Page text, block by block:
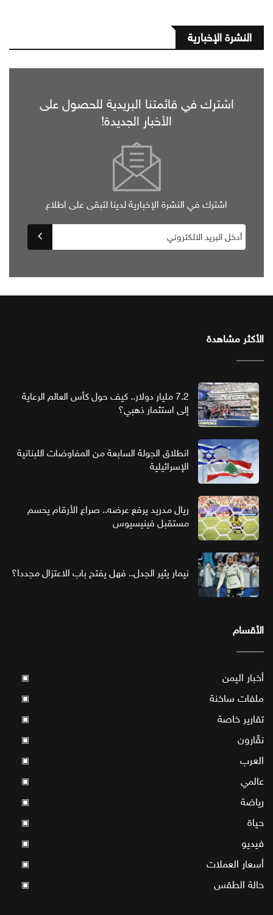
النشرة الإخبارية
اشترك في قائمتنا البريدية للحصول على
الأخبار الجديدة!
اشترك في النشرة الإخبارية لدينا لتبقى على اطلاع
الأكثر مشاهدة
7.2 مليار دولار.. كيف حول كأس العالم الرعاية
إلى استثمار ذهبي؟
انطلاق الجولة السابعة من المفاوضات اللبنانية
الإسرائيلية
ريال مدريد يرفع عرضه.. صراع الأرقام يحسم
مستقبل فينيسيوس
نيمار يثير الجدل.. فهل يفتح باب الاعتزال مجددا؟
الأقسام
أخبار اليمن ▣
ملفات ساخنة ▣
تقارير خاصة ▣
نقّارون ▣
العرب ▣
عالمي ▣
رياضة ▣
حياة ▣
فيديو ▣
أسعار العملات ▣
حالة الطقس ▣